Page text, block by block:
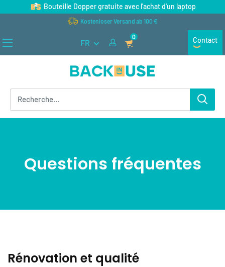
Bouteille Dopper gratuite avec l'achat d'un laptop
Kostenloser Versand ab 100 €
Back
in
FR
0 Contact
Questions fréquentes
Rénovation et qualité